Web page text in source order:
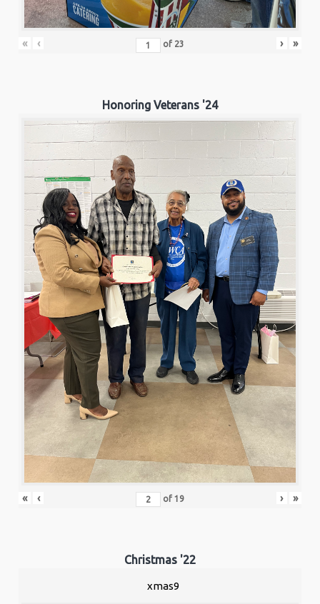
« ‹ of 23 › »
Honoring Veterans '24
« ‹ of 19 › »
Christmas '22
xmas9